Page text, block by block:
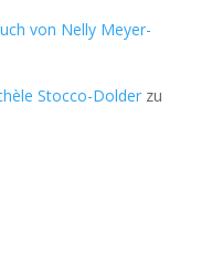
von Nelly Meyer-
Stocco-Dolderzu